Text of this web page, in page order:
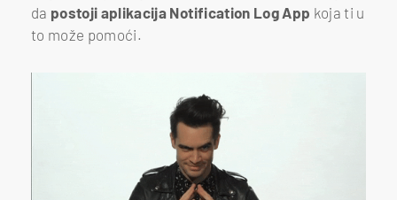
da postoji aplikacija Notification Log App koja ti u
to može pomoći.